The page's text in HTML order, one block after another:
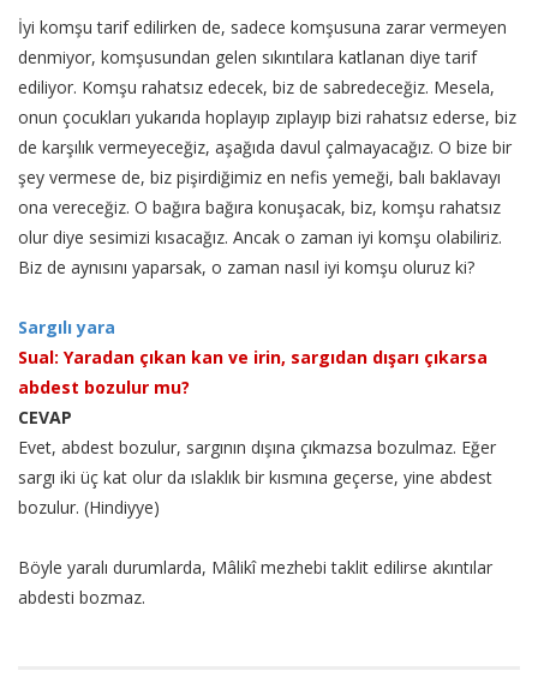
İyi komşu tarif edilirken de, sadece komşusuna zarar vermeyen
denmiyor, komşusundan gelen sıkıntılara katlanan diye tarif
ediliyor. Komşu rahatsız edecek, biz de sabredeceğiz. Mesela,
onun çocukları yukarıda hoplayıp zıplayıp bizi rahatsız ederse, biz
de karşılık vermeyeceğiz, aşağıda davul çalmayacağız. O bize bir
şey vermese de, biz pişirdiğimiz en nefis yemeği, balı baklavayı
ona vereceğiz. O bağıra bağıra konuşacak, biz, komşu rahatsız
olur diye sesimizi kısacağız. Ancak o zaman iyi komşu olabiliriz.
Biz de aynısını yaparsak, o zaman nasıl iyi komşu oluruz ki?
Sargılı yara
Sual: Yaradan çıkan kan ve irin, sargıdan dışarı çıkarsa
abdest bozulur mu?
CEVAP
Evet, abdest bozulur, sargının dışına çıkmazsa bozulmaz. Eğer
sargı iki üç kat olur da ıslaklık bir kısmına geçerse, yine abdest
bozulur. (Hindiyye)
Böyle yaralı durumlarda, Mâlikî mezhebi taklit edilirse akıntılar
abdesti bozmaz.